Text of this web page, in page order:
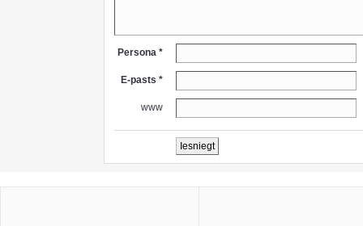
Persona *
E-pasts *
www